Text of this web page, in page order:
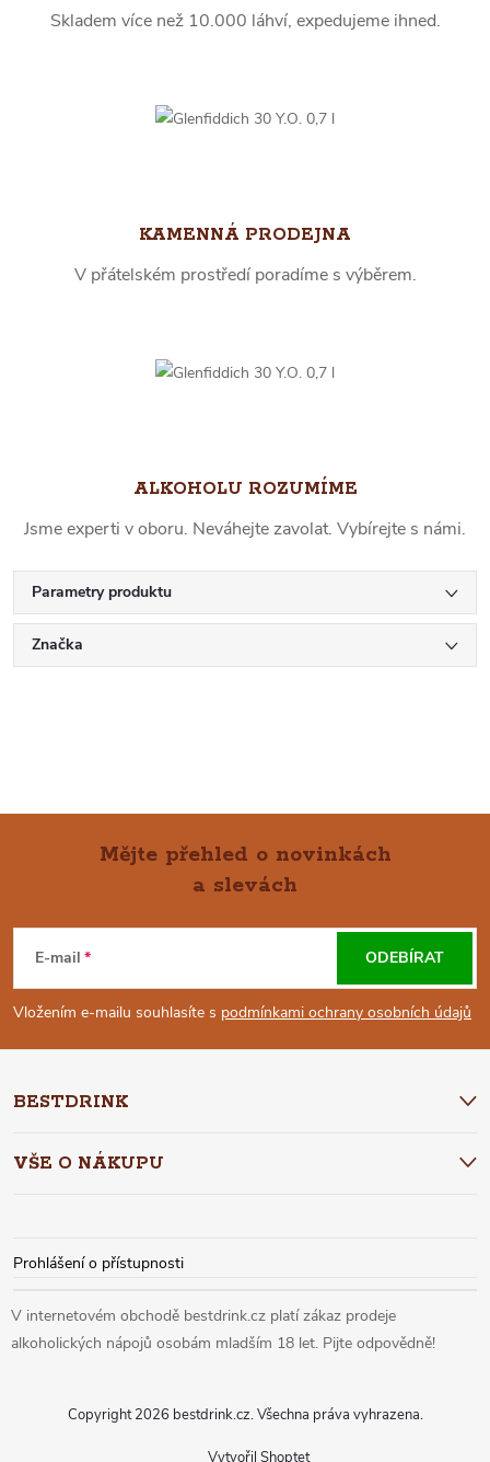
Skladem více než 10.000 láhví, expedujeme ihned.
KAMENNÁ PRODEJNA
V přátelském prostředí poradíme s výběrem.
ALKOHOLU ROZUMÍME
Jsme experti v oboru. Neváhejte zavolat. Vybírejte s námi.
Parametry produktu
Značka
P
Mějte přehled o novinkách
a slevách
E-mail
Vložením e-mailu souhlasíte s podmínkami ochrany osobních údajů
ODEBÍRAT
BESTDRINK
VŠE O NÁKUPU
Prohlášení o přístupnosti
Vytvořil Shoptet
Copyright 2026 bestdrink.cz. Všechna práva vyhrazena.